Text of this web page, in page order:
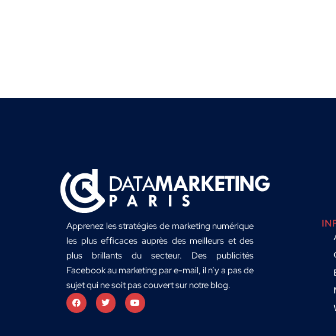
Apprenez les stratégies de marketing numérique
les plus efficaces auprès des meilleurs et des
plus brillants du secteur. Des publicités
Facebook au marketing par e-mail, il n’y a pas de
sujet qui ne soit pas couvert sur notre blog.